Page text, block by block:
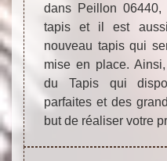
dans Peillon 06440,
tapis et il est
nouveau tapis qui
mise en place.
du Tapis qui
parfaites et des
but de réaliser votre